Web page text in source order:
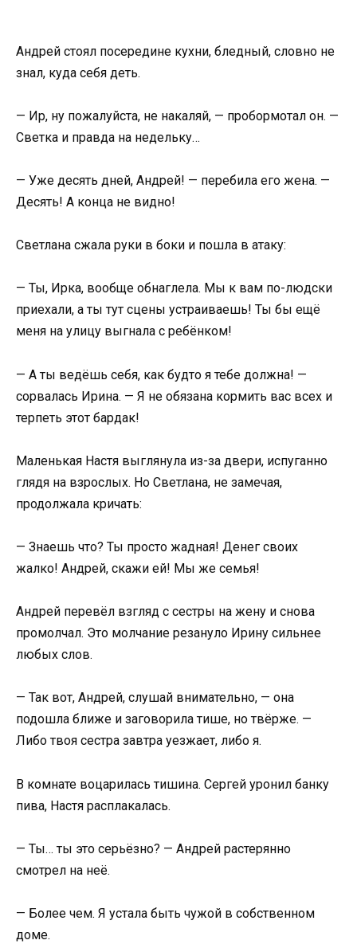
Андрей стоял посередине кухни, бледный, словно не
знал, куда себя деть.
— Ир, ну пожалуйста, не накаляй, — пробормотал он. —
Светка и правда на недельку…
— Уже десять дней, Андрей! — перебила его жена. —
Десять! А конца не видно!
Светлана сжала руки в боки и пошла в атаку:
— Ты, Ирка, вообще обнаглела. Мы к вам по-людски
приехали, а ты тут сцены устраиваешь! Ты бы ещё
меня на улицу выгнала с ребёнком!
— А ты ведёшь себя, как будто я тебе должна! —
сорвалась Ирина. — Я не обязана кормить вас всех и
терпеть этот бардак!
Маленькая Настя выглянула из-за двери, испуганно
глядя на взрослых. Но Светлана, не замечая,
продолжала кричать:
— Знаешь что? Ты просто жадная! Денег своих
жалко! Андрей, скажи ей! Мы же семья!
Андрей перевёл взгляд с сестры на жену и снова
промолчал. Это молчание резануло Ирину сильнее
любых слов.
— Так вот, Андрей, слушай внимательно, — она
подошла ближе и заговорила тише, но твёрже. —
Либо твоя сестра завтра уезжает, либо я.
В комнате воцарилась тишина. Сергей уронил банку
пива, Настя расплакалась.
— Ты… ты это серьёзно? — Андрей растерянно
смотрел на неё.
— Более чем. Я устала быть чужой в собственном
доме.